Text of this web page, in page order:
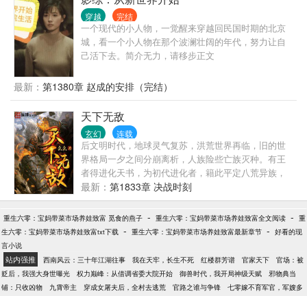
穿越 完结
一个现代的小人物，一觉醒来穿越回民国时期的北京
城，看一个小人物在那个波澜壮阔的年代，努力让自
己活下去。简介无力，请移步正文
最新： 第1380章 赵成的安排（完结）
天下无敌
玄幻 连载
后文明时代，地球灵气复苏，洪荒世界再临，旧的世
界格局一夕之间分崩离析，人族险些亡族灭种。有王
者得进化天书，为初代进化者，籍此平定八荒异族，
令得人族在这地球上占据了一寸之地，一个全新的纪
元揭开神秘的一角。“同阶无敌算个球啊？老子天下无
敌。”叶昊死命忽悠。
最新： 第1833章 决战时刻
重生六零：宝妈带菜市场养娃致富 觅食的燕子 - 重生六零：宝妈带菜市场养娃致富全文阅读 - 重
生六零：宝妈带菜市场养娃致富txt下载 - 重生六零：宝妈带菜市场养娃致富最新章节 - 好看的现
言小说
站内强推 西南风云：三十年江湖往事 我在天牢，长生不死 红楼群芳谱 官家天下
官场：被
贬后，我强大身世曝光
权力巅峰：从借调省委大院开始 御兽时代，我开局神级天赋
邪物典当
铺：只收凶物
九霄帝主 穿成女屠夫后，全村去逃荒 官路之谁与争锋
七零嫁不育军官，军嫂多